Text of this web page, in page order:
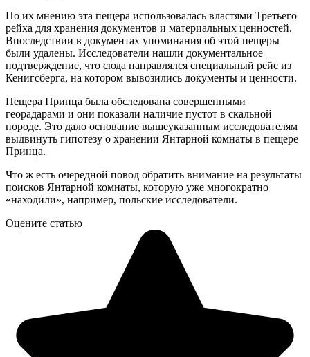
По их мнению эта пещера использовалась властями Третьего
рейха для хранения документов и материальных ценностей.
Впоследствии в документах упоминания об этой пещеры
были удалены. Исследователи нашли документальное
подтверждение, что сюда направлялся специальный рейс из
Кенигсберга, на котором вывозились документы и ценности.
Пещера Принца была обследована совершенными
георадарами и они показали наличие пустот в скальной
породе. Это дало основание вышеуказанным исследователям
выдвинуть гипотезу о хранении Янтарной комнаты в пещере
Принца.
Что ж есть очередной повод обратить внимание на результаты
поисков Янтарной комнаты, которую уже многократно
«находили», например, польские исследователи.
Оцените статью